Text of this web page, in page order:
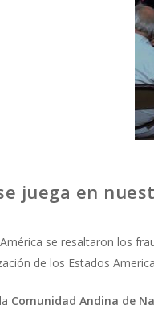
juega en
se resaltaron los
de los Estados
Comunidad Andina de